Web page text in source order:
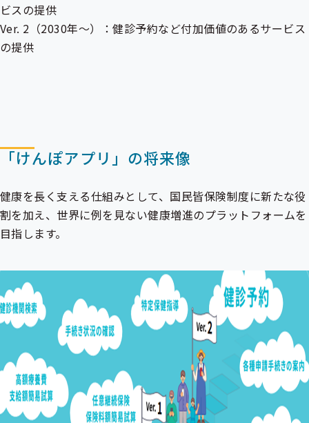
ビスの提供
Ver. 2（2030年〜）：健診予約など付加価値のあるサービス
の提供
「けんぽアプリ」の将来像
健康を長く支える仕組みとして、国民皆保険制度に新たな役
割を加え、世界に例を見ない健康増進のプラットフォームを
目指します。